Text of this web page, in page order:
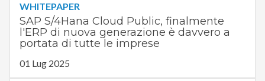
WHITEPAPER
SAP S/4Hana Cloud Public, finalmente
l'ERP di nuova generazione è davvero a
portata di tutte le imprese
01 Lug 2025